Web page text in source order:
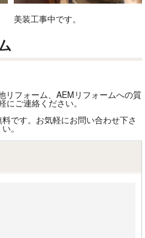
美装工事中です。
リフォーム、AEMリフォームへの質
にご連絡ください。
です。お気軽にお問い合わせ下さ
い。